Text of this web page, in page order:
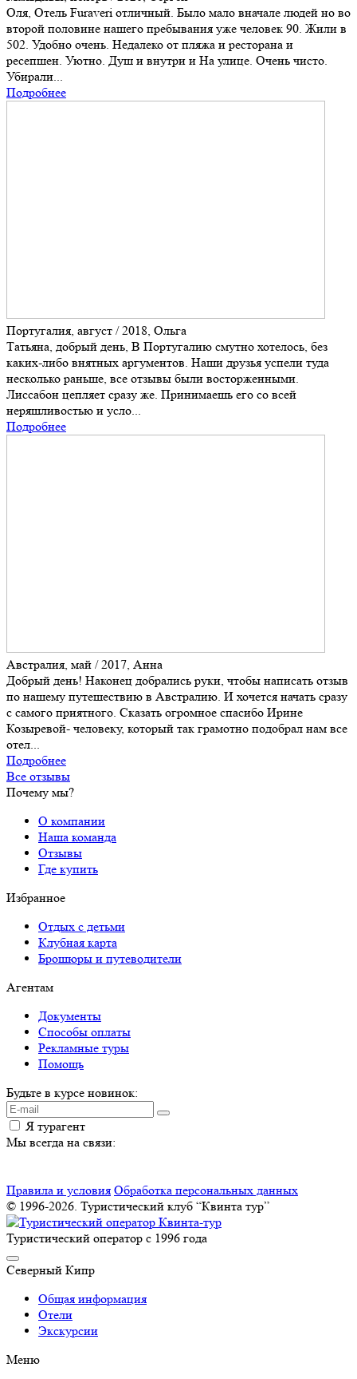
Оля, Отель Furaveri отличный. Было мало вначале людей но во
второй половине нашего пребывания уже человек 90. Жили в
502. Удобно очень. Недалеко от пляжа и ресторана и
ресепшен. Уютно. Душ и внутри и На улице. Очень чисто.
Убирали...
Подробнее
Португалия, август / 2018, Ольга
Татьяна, добрый день, В Португалию смутно хотелось, без
каких-либо внятных аргументов. Наши друзья успели туда
несколько раньше, все отзывы были восторженными.
Лиссабон цепляет сразу же. Принимаешь его со всей
неряшливостью и усло...
Подробнее
Австралия, май / 2017, Анна
Добрый день! Наконец добрались руки, чтобы написать отзыв
по нашему путешествию в Австралию. И хочется начать сразу
с самого приятного. Сказать огромное спасибо Ирине
Козыревой- человеку, который так грамотно подобрал нам все
отел...
Подробнее
Все отзывы
Почему мы?
О компании
Наша команда
Отзывы
Где купить
Избранное
Отдых с детьми
Клубная карта
Брошюры и путеводители
Агентам
Документы
Способы оплаты
Рекламные туры
Помощь
Будьте в курсе новинок:
Я турагент
Мы всегда на связи:
Правила и условия Обработка персональных данных
© 1996-2026. Туристический клуб “Квинта тур”
Туристический оператор с 1996 года
Северный Кипр
Общая информация
Отели
Экскурсии
Меню